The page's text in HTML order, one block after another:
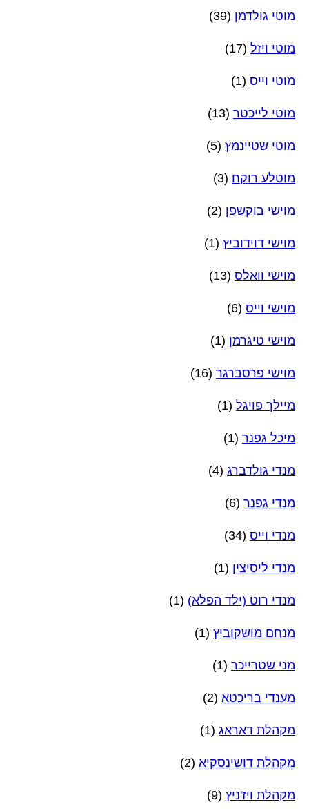
מוטי גולדמן (39)
מוטי ויזל (17)
מוטי וייס (1)
מוטי לייכטר (13)
מוטי שטיינמץ (5)
מוטלע רוקח (3)
מוישי בוקשפן (2)
מוישי דוידוביץ (1)
מוישי וואלס (13)
מוישי וייס (6)
מוישי טיגרמן (1)
מוישי פרסברגר (16)
מיילך פויגל (1)
מיכל גפנר (1)
מנדי גולדברג (4)
מנדי גפנר (6)
מנדי וייס (34)
מנדי ליסיצין (1)
מנדי רוט (ילד הפלא) (1)
מנחם מושקוביץ (1)
מני שטרייכר (1)
מענדי בריכטא (2)
מקהלת דאראג (1)
מקהלת דושינסקיא (2)
מקהלת ויז'ניץ (9)